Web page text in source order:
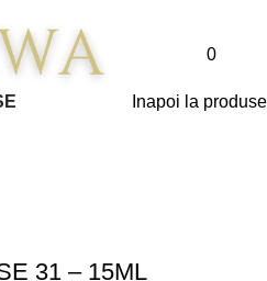
0
Inapoi la produse
31 – 15ML